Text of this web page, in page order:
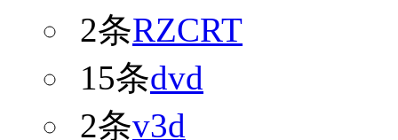
2条RZCRT
15条dvd
2条v3d